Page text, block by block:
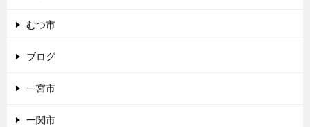
むつ市
ブログ
一宮市
一関市